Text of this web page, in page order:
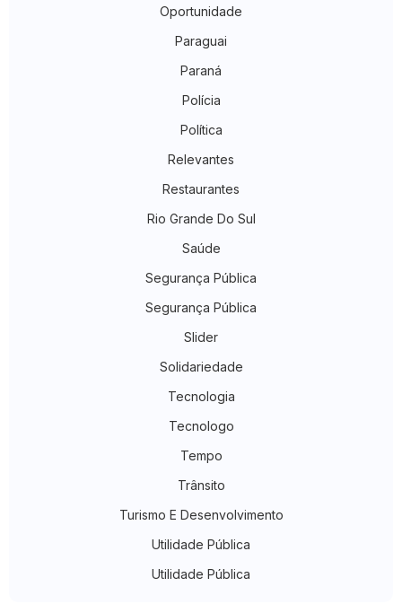
Oportunidade
Paraguai
Paraná
Polícia
Política
Relevantes
Restaurantes
Rio Grande Do Sul
Saúde
Segurança Pública
Segurança Pública
Slider
Solidariedade
Tecnologia
Tecnologo
Tempo
Trânsito
Turismo E Desenvolvimento
Utilidade Pública
Utilidade Pública